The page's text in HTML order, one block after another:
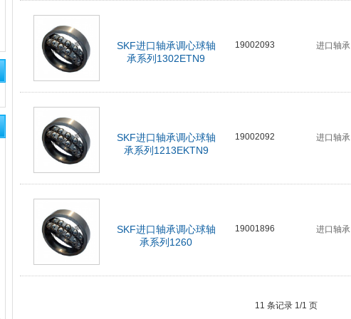
SKF进口轴承调心球轴
承系列1302ETN9
19002093 进口轴承
SKF进口轴承调心球轴
承系列1213EKTN9
19002092 进口轴承
SKF进口轴承调心球轴
承系列1260
19001896 进口轴承
11 条记录 1/1 页